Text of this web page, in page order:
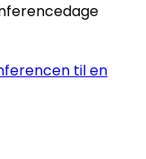
til en